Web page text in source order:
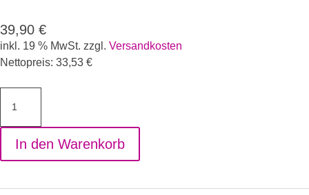
39,90 €
inkl. 19 % MwSt. zzgl. Versandkosten
Nettopreis: 33,53 €
Clear
Medium
Aufbaugel
In den Warenkorb